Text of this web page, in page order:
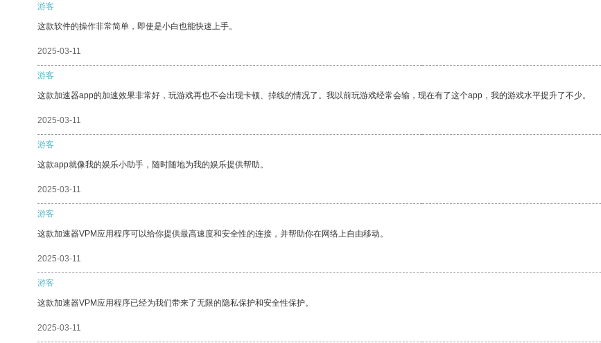
游客
这款软件的操作非常简单，即使是小白也能快速上手。
2025-03-11
游客
这款加速器app的加速效果非常好，玩游戏再也不会出现卡顿、掉线的情况了。我以前玩游戏经常会输，现在有了这个app，我的游戏水平提升了不少。
2025-03-11
游客
这款app就像我的娱乐小助手，随时随地为我的娱乐提供帮助。
2025-03-11
游客
这款加速器VPM应用程序可以给你提供最高速度和安全性的连接，并帮助你在网络上自由移动。
2025-03-11
游客
这款加速器VPM应用程序已经为我们带来了无限的隐私保护和安全性保护。
2025-03-11